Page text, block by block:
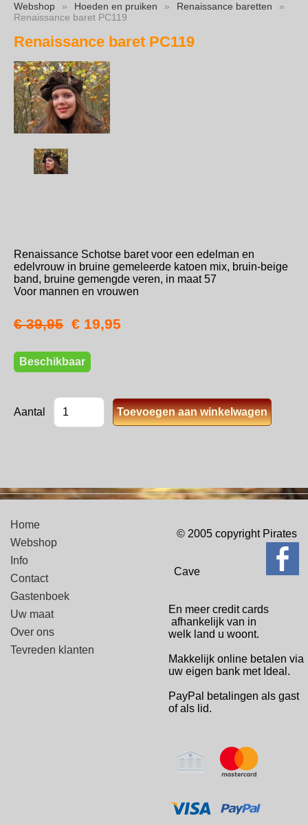
Webshop » Hoeden en pruiken » Renaissance baretten
»
Renaissance baret PC119
Renaissance baret PC119
Renaissance Schotse baret voor een edelman en
edelvrouw in bruine gemeleerde katoen mix, bruin-beige
band, bruine gemengde veren, in maat 57
Voor mannen en vrouwen
€ 39,95 € 19,95
Beschikbaar
Aantal
Home
Webshop
Info
Contact
Gastenboek
Uw maat
Over ons
Tevreden klanten
© 2005 copyright Pirates
Cave
En meer credit cards
afhankelijk van in
welk land u woont.
Makkelijk online betalen via
uw eigen bank met Ideal.
PayPal betalingen als gast
of als lid.